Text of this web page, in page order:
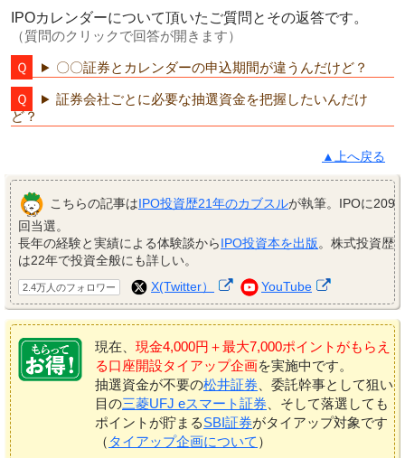
IPOカレンダーについて頂いたご質問とその返答です。
（質問のクリックで回答が開きます）
〇〇証券とカレンダーの申込期間が違うんだけど？
証券会社ごとに必要な抽選資金を把握したいんだけ
ど？
▲上へ戻る
こちらの記事はIPO投資歴21年のカブスルが執筆。IPOに209
回当選。
長年の経験と実績による体験談からIPO投資本を出版。株式投資歴
は22年で投資全般にも詳しい。
2.4万人のフォロワー X(Twitter） YouTube
現在、 現金4,000円＋最大7,000ポイントがもらえ
る口座開設タイアップ企画を実施中です。
抽選資金が不要の松井証券 、委託幹事として狙い
目の三菱UFJ eスマート証券 、そして落選しても
ポイントが貯まるSBI証券がタイアップ対象です
（ タイアップ企画について ）